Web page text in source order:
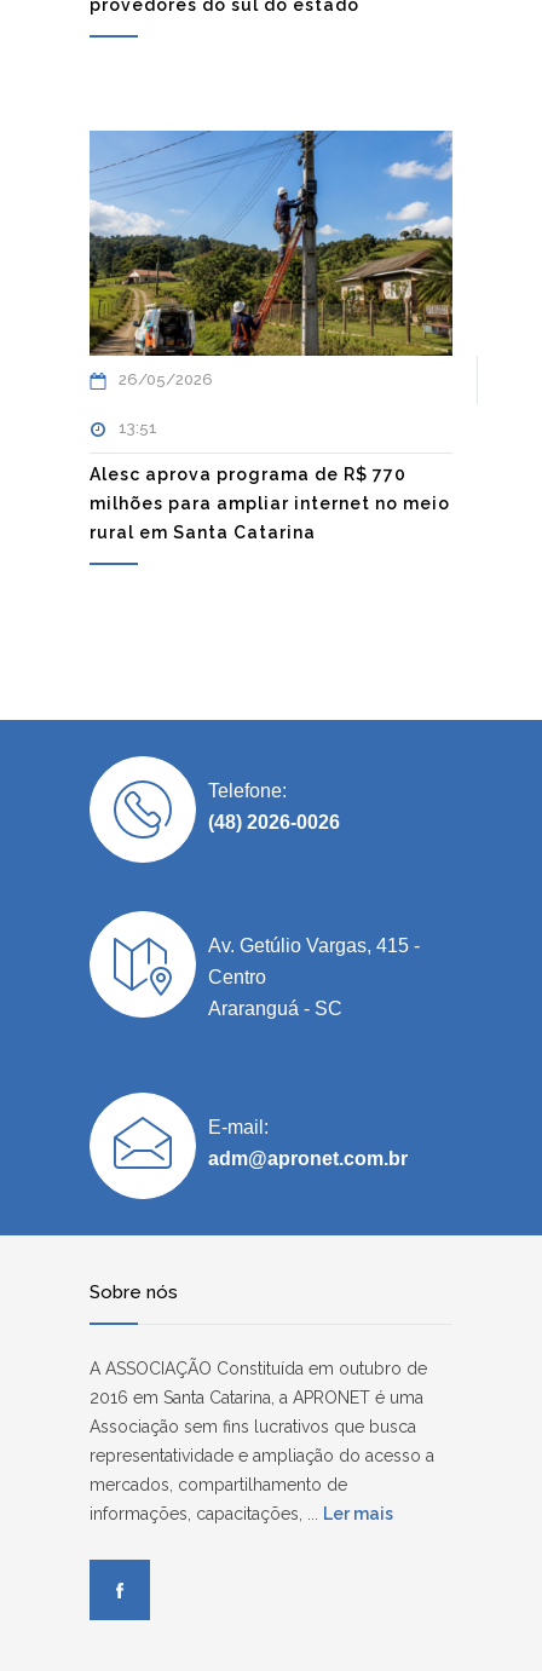
provedores do sul do estado
26/05/2026
13:51
Alesc aprova programa de R$ 770
milhões para ampliar internet no meio
rural em Santa Catarina
Telefone:
(48) 2026-0026
Av. Getúlio Vargas, 415 -
Centro
Araranguá - SC
E-mail:
adm@apronet.com.br
Sobre nós
A ASSOCIAÇÃO Constituída em outubro de
2016 em Santa Catarina, a APRONET é uma
Associação sem fins lucrativos que busca
representatividade e ampliação do acesso a
mercados, compartilhamento de
informações, capacitações, ... Ler mais